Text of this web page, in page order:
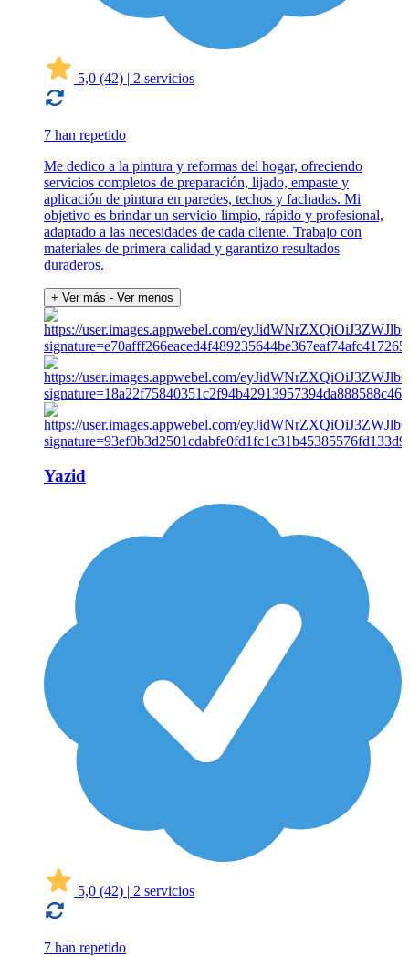
5,0 (42) | 2 servicios
7 han repetido
Me dedico a la pintura y reformas del hogar, ofreciendo
servicios completos de preparación, lijado, empaste y
aplicación de pintura en paredes, techos y fachadas. Mi
objetivo es brindar un servicio limpio, rápido y profesional,
adaptado a las necesidades de cada cliente. Trabajo con
materiales de primera calidad y garantizo resultados
duraderos.
+ Ver más - Ver menos
Yazid
5,0 (42) | 2 servicios
7 han repetido